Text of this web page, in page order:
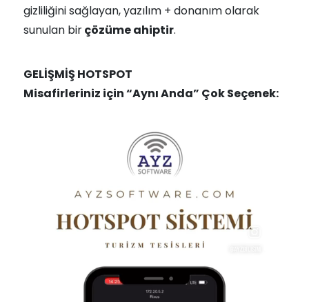
gizliliğini sağlayan, yazılım + donanım olarak
sunulan birçözüme ahiptir.
GELİŞMİŞ HOTSPOT
Misafirleriniz için “Aynı Anda” Çok Seçenek: